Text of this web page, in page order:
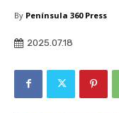
By Península 360 Press
2025.07.18